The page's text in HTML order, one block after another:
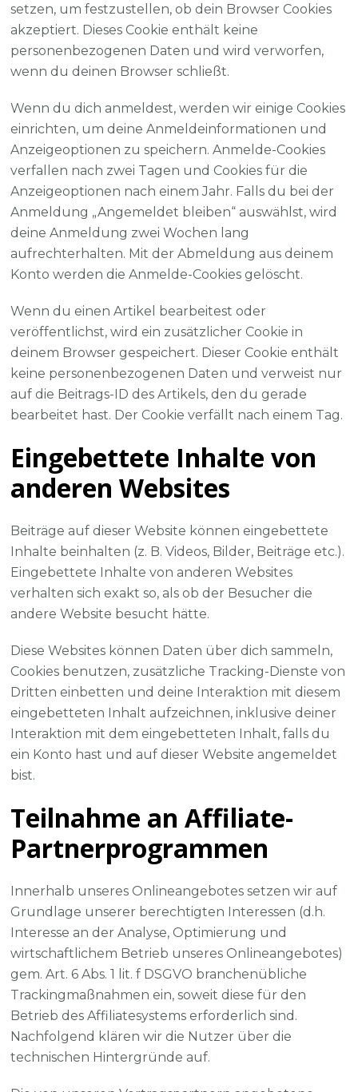
setzen, um festzustellen, ob dein Browser Cookies
akzeptiert. Dieses Cookie enthält keine
personenbezogenen Daten und wird verworfen,
wenn du deinen Browser schließt.
Wenn du dich anmeldest, werden wir einige Cookies
einrichten, um deine Anmeldeinformationen und
Anzeigeoptionen zu speichern. Anmelde-Cookies
verfallen nach zwei Tagen und Cookies für die
Anzeigeoptionen nach einem Jahr. Falls du bei der
Anmeldung „Angemeldet bleiben“ auswählst, wird
deine Anmeldung zwei Wochen lang
aufrechterhalten. Mit der Abmeldung aus deinem
Konto werden die Anmelde-Cookies gelöscht.
Wenn du einen Artikel bearbeitest oder
veröffentlichst, wird ein zusätzlicher Cookie in
deinem Browser gespeichert. Dieser Cookie enthält
keine personenbezogenen Daten und verweist nur
auf die Beitrags-ID des Artikels, den du gerade
bearbeitet hast. Der Cookie verfällt nach einem Tag.
Eingebettete Inhalte von
anderen Websites
Beiträge auf dieser Website können eingebettete
Inhalte beinhalten (z. B. Videos, Bilder, Beiträge etc.).
Eingebettete Inhalte von anderen Websites
verhalten sich exakt so, als ob der Besucher die
andere Website besucht hätte.
Diese Websites können Daten über dich sammeln,
Cookies benutzen, zusätzliche Tracking-Dienste von
Dritten einbetten und deine Interaktion mit diesem
eingebetteten Inhalt aufzeichnen, inklusive deiner
Interaktion mit dem eingebetteten Inhalt, falls du
ein Konto hast und auf dieser Website angemeldet
bist.
Teilnahme an Affiliate-
Partnerprogrammen
Innerhalb unseres Onlineangebotes setzen wir auf
Grundlage unserer berechtigten Interessen (d.h.
Interesse an der Analyse, Optimierung und
wirtschaftlichem Betrieb unseres Onlineangebotes)
gem. Art. 6 Abs. 1 lit. f DSGVO branchenübliche
Trackingmaßnahmen ein, soweit diese für den
Betrieb des Affiliatesystems erforderlich sind.
Nachfolgend klären wir die Nutzer über die
technischen Hintergründe auf.